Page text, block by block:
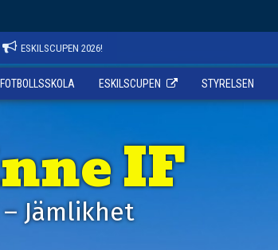
ESKILSCUPEN 2026!
FOTBOLLSSKOLA ESKILSCUPEN STYRELSEN
IF
Jämlikhet